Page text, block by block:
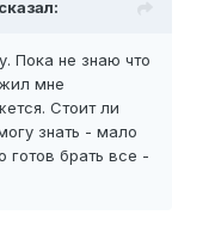
Пока не знаю что
мне
Стоит ли
знать - мало
готов брать все -